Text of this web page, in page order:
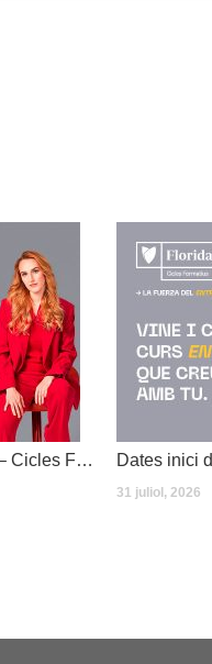
Dates inici de curso 2026/2027 – Cicles Formatius
31 juliol, 2026